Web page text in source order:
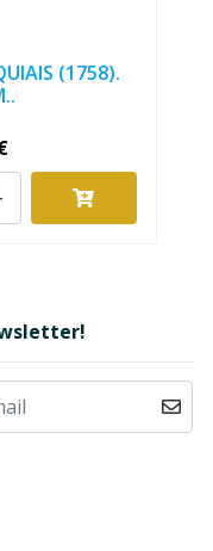
(1758).